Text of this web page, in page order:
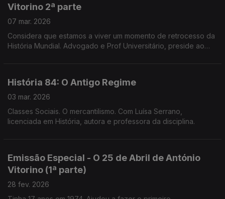
Vitorino 2ª parte
07 mar. 2026
Considera que estamos a viver um momento de retrocesso da
História Mundial. Advogado e Prof Universitário, preside ao
História 84: O Antigo Regime
03 mar. 2026
Classes Sociais. O mercantilismo. Com Luísa Serrano,
licenciada em História, autora e professora da disciplina.
Emissão Especial - O 25 de Abril de António
Vitorino (1ª parte)
28 fev. 2026